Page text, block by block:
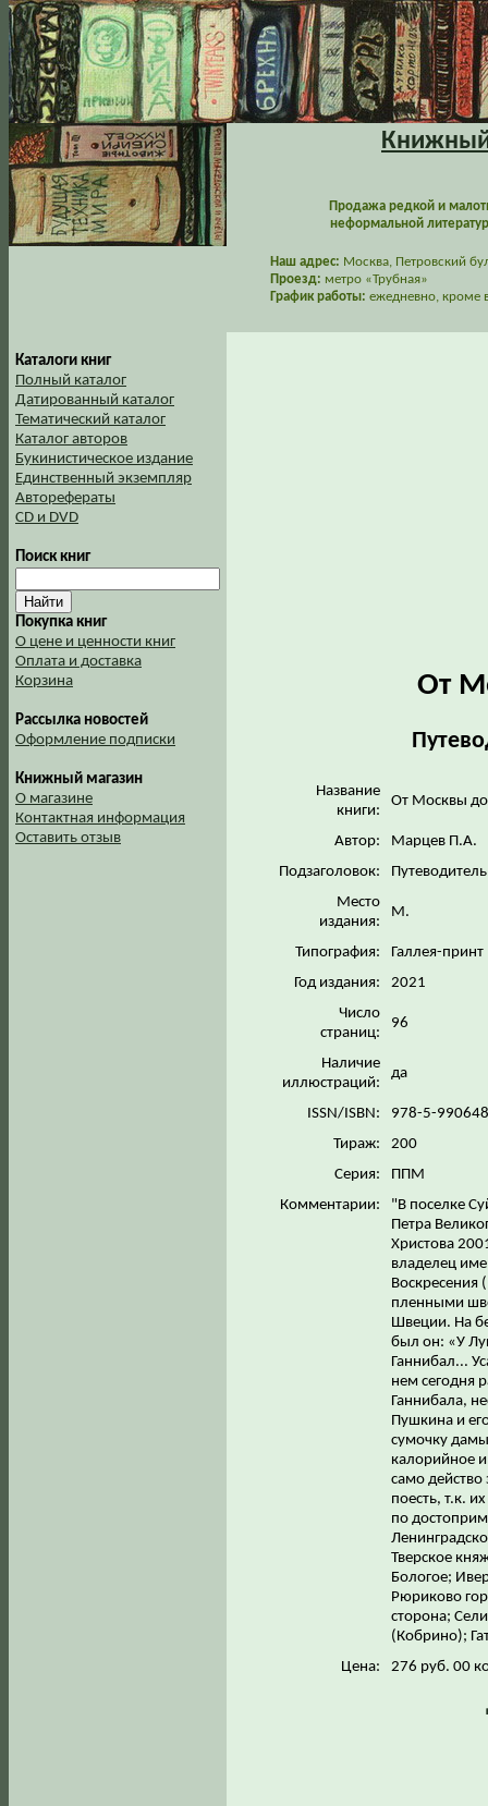
Книжный
Продажа редкой и
неформальной
Наш адрес: Москва, Петровский
Проезд: метро «Трубная»
График работы: ежедневно, кроме
Каталоги книг
Полный каталог
Датированный каталог
Тематический каталог
Каталог авторов
Букинистическое издание
Единственный экземпляр
Авторефераты
CD и DVD
Поиск книг
Покупка книг
О цене и ценности книг
Оплата и доставка
Корзина
Рассылка новостей
Оформление подписки
Книжный магазин
О магазине
Контактная информация
Оставить отзыв
От
Название
книги:
От Москвы до
Автор:
Марцев П.А.
Подзаголовок:
Место
издания:
М.
Типография:
Галлея-принт
Год издания:
2021
Число
страниц:
96
Наличие
иллюстраций:
да
ISSN/ISBN:
978-5-
Тираж:
200
Серия:
ППМ
Комментарии:
"В поселке
Петра
Христова
владелец
Воскресения
пленными
Швеции. На
был он: «У
Ганнибал...
нем сегодня
Ганнибала,
Пушкина и
сумочку
калорийное
само
поесть, т.к.
по
Тверское
Бологое;
Рюриково
сторона;
(Кобрино);
Цена:
276 руб. 00